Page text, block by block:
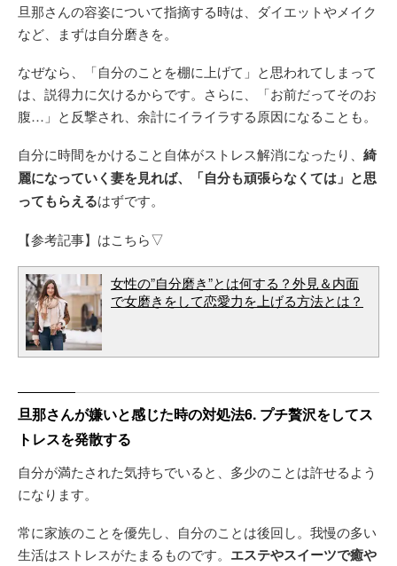
旦那さんの容姿について指摘する時は、ダイエットやメイク
など、まずは自分磨きを。
なぜなら、「自分のことを棚に上げて」と思われてしまって
は、説得力に欠けるからです。さらに、「お前だってそのお
腹…」と反撃され、余計にイライラする原因になることも。
自分に時間をかけること自体がストレス解消になったり、 綺
麗になっていく妻を見れば、「自分も頑張らなくては」と思
ってもらえるはずです。
【参考記事】はこちら▽
女性の”自分磨き”とは何する？外見＆内面
で女磨きをして恋愛力を上げる方法とは？
旦那さんが嫌いと感じた時の対処法6. プチ贅沢をしてス
トレスを発散する
自分が満たされた気持ちでいると、多少のことは許せるよう
になります。
常に家族のことを優先し、自分のことは後回し。我慢の多い
生活はストレスがたまるものです。 エステやスイーツで癒や